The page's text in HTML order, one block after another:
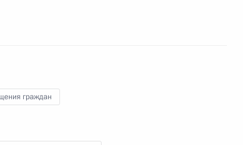
граждан